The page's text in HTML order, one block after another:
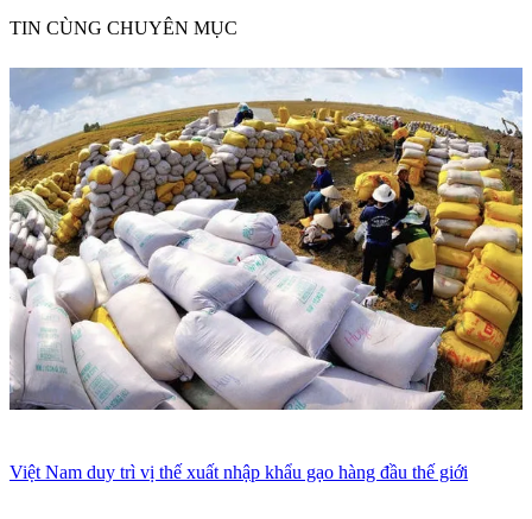
TIN CÙNG CHUYÊN MỤC
Việt Nam duy trì vị thế xuất nhập khẩu gạo hàng đầu thế giới